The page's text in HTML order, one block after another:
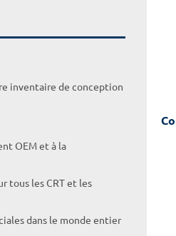
inventaire de conception
OEM et à la
tous les CRT et les
dans le monde entier